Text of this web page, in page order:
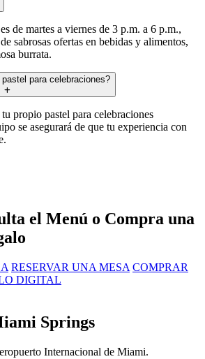
de martes a viernes de 3 p.m. a 6 p.m.,
sabrosas ofertas en bebidas y alimentos,
burrata.
para celebraciones?
propio pastel para celebraciones
se asegurará de que tu experiencia con
el Menú o Compra una
RESERVAR UNA MESA COMPRAR
DIGITAL
Springs
Internacional de Miami.